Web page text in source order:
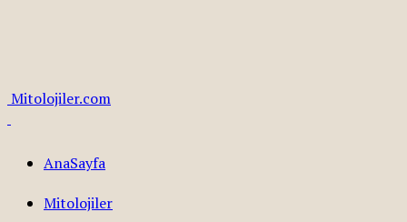
Mitolojiler.com
AnaSayfa
Mitolojiler